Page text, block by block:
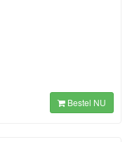
Bestel NU